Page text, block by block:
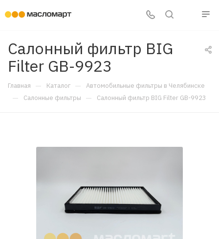
Салонный фильтр BIG
Filter GB-9923
Главная — Каталог — Автомобильные фильтры в Челябинске
— Салонные фильтры — Салонный фильтр BIG Filter GB-9923